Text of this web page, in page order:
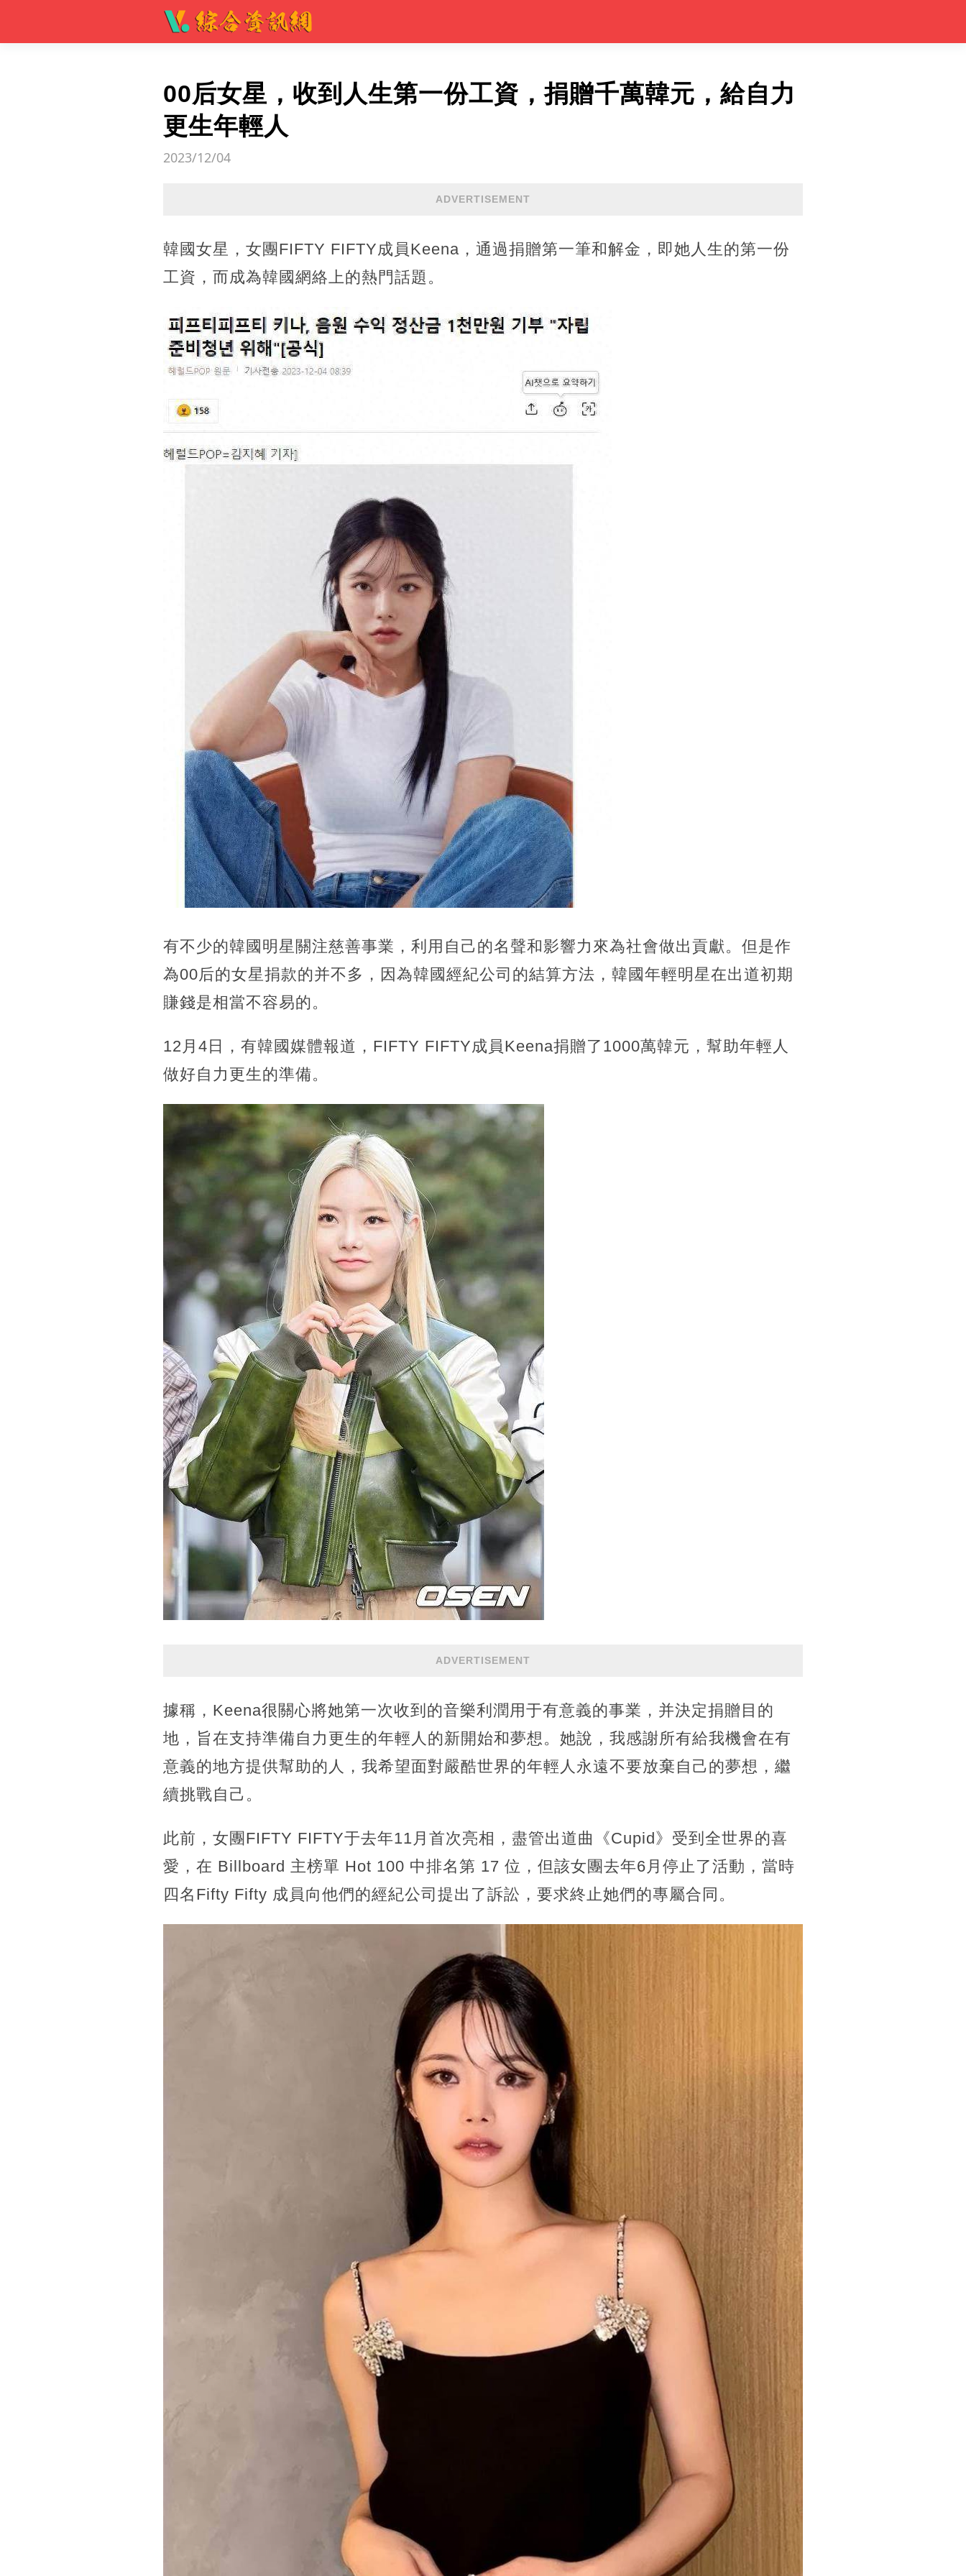
00后女星，收到人生第一份工資，捐贈千萬韓元，給自力
更生年輕人
2023/12/04
ADVERTISEMENT
韓國女星，女團FIFTY FIFTY成員Keena，通過捐贈第一筆和解金，即她人生的第一份
工資，而成為韓國網絡上的熱門話題。
有不少的韓國明星關注慈善事業，利用自己的名聲和影響力來為社會做出貢獻。但是作
為00后的女星捐款的并不多，因為韓國經紀公司的結算方法，韓國年輕明星在出道初期
賺錢是相當不容易的。
12月4日，有韓國媒體報道，FIFTY FIFTY成員Keena捐贈了1000萬韓元，幫助年輕人
做好自力更生的準備。
ADVERTISEMENT
據稱，Keena很關心將她第一次收到的音樂利潤用于有意義的事業，并決定捐贈目的
地，旨在支持準備自力更生的年輕人的新開始和夢想。她說，我感謝所有給我機會在有
意義的地方提供幫助的人，我希望面對嚴酷世界的年輕人永遠不要放棄自己的夢想，繼
續挑戰自己。
此前，女團FIFTY FIFTY于去年11月首次亮相，盡管出道曲《Cupid》受到全世界的喜
愛，在 Billboard 主榜單 Hot 100 中排名第 17 位，但該女團去年6月停止了活動，當時
四名Fifty Fifty 成員向他們的經紀公司提出了訴訟，要求終止她們的專屬合同。